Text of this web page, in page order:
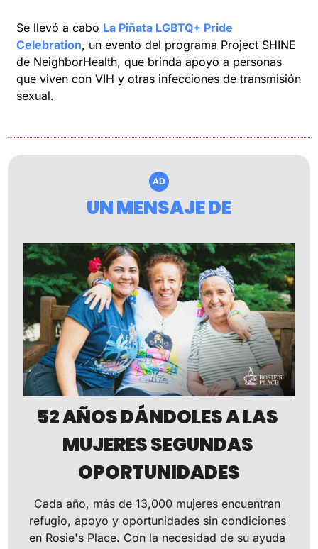
Se llevó a cabo La Piñata LGBTQ+ Pride
Celebration, un evento del programa Project SHINE
de NeighborHealth, que brinda apoyo a personas
que viven con VIH y otras infecciones de transmisión
sexual.
AD
UN MENSAJE DE
52 AÑOS DÁNDOLES A LAS
MUJERES SEGUNDAS
OPORTUNIDADES
Cada año, más de 13,000 mujeres encuentran
refugio, apoyo y oportunidades sin condiciones
en Rosie's Place. Con la necesidad de su ayuda